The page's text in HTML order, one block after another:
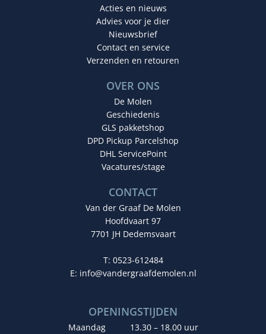
Acties en nieuws
Advies voor je dier
Nieuwsbrief
Contact en service
Verzenden en retouren
OVER ONS
De Molen
Geschiedenis
GLS pakketshop
DPD Pickup Parcelshop
DHL ServicePoint
Vacatures/stage
CONTACT
Van der Graaf De Molen
Hoofdvaart 97
7701 JH Dedemsvaart
T: 0523-612484
E: info@vandergraafdemolen.nl
OPENINGSTIJDEN
Maandag
13.30 – 18.00 uur